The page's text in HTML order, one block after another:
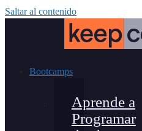
Saltar al contenido
Bootcamps
Aprende a
Programar